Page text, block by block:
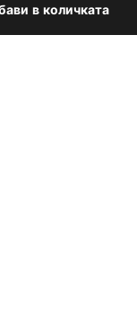
в количката